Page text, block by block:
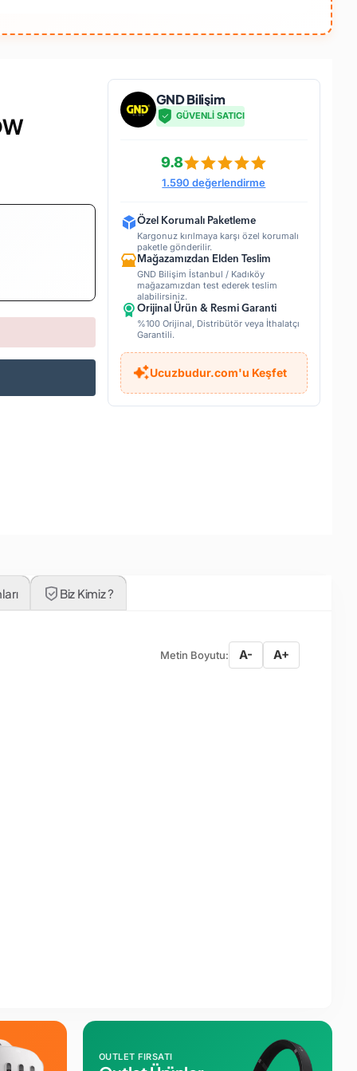
GND Bilişim
GÜVENLİ SATICI
9.8
1.590 değerlendirme
Özel Korumalı Paketleme
Kargonuz kırılmaya karşı özel korumalı
paketle gönderilir.
Mağazamızdan Elden Teslim
GND Bilişim İstanbul / Kadıköy
mağazamızdan test ederek teslim
alabilirsiniz.
Orijinal Ürün & Resmi Garanti
%100 Orijinal, Distribütör veya İthalatçı
Garantili.
Ucuzbudur.com'u Keşfet
Biz Kimiz ?
Metin Boyutu: A- A+
OUTLET FIRSATI